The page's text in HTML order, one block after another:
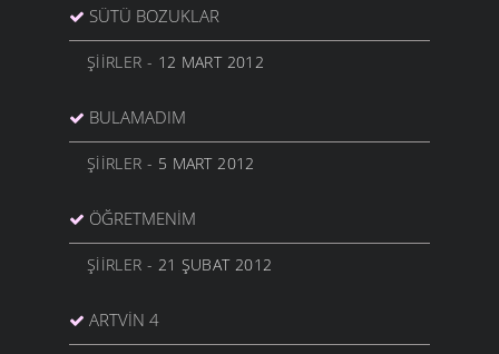
SÜTÜ BOZUKLAR
ŞIIRLER - 12 MART 2012
BULAMADIM
ŞIIRLER - 5 MART 2012
ÖĞRETMENIM
ŞIIRLER - 21 ŞUBAT 2012
ARTVIN 4